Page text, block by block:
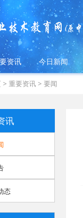
资讯 今日新闻
>重要资讯 >要闻
讯
态